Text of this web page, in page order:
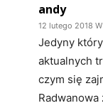
andy
12 lutego 2018
Jedyny który
aktualnych
czym się